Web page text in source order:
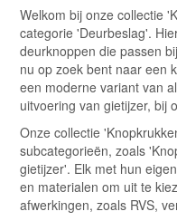
Welkom bij onze collectie
categorie 'Deurbeslag'.
deurknoppen die passen
nu op zoek bent naar een
een moderne variant van
uitvoering van gietijzer, bij
Onze collectie
subcategorieën, zoals
gietijzer'. Elk met hun
en materialen om uit te
afwerkingen, zoals RVS,